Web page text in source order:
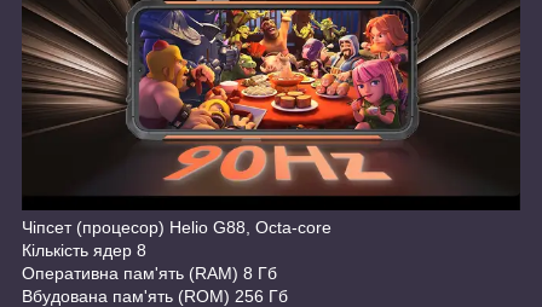
Чіпсет (процесор) Helio G88, Octa-core
Кількість ядер 8
Оперативна пам'ять (RAM) 8 Гб
Вбудована пам'ять (ROM) 256 Гб